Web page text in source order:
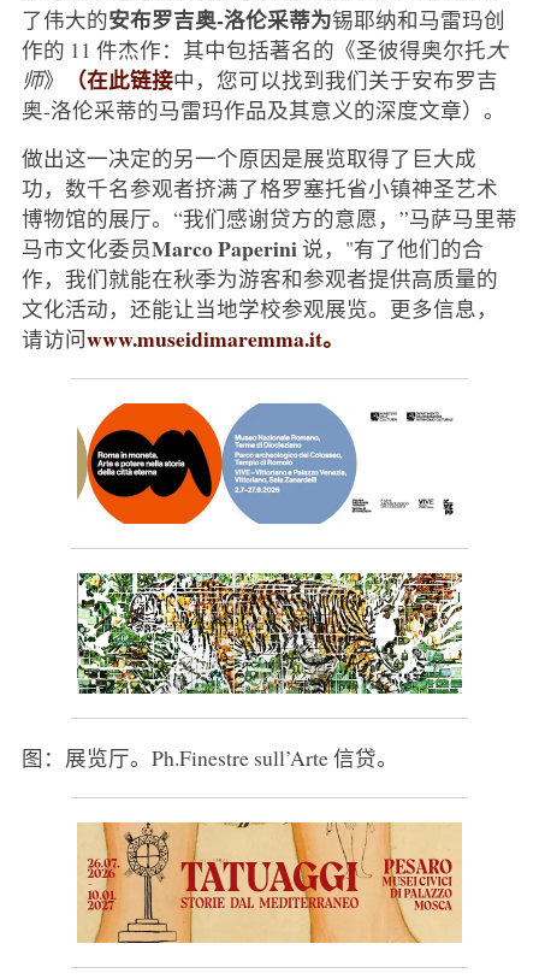
了伟大的安布罗吉奥-洛伦采蒂为锡耶纳和马雷玛创
作的 11 件杰作：其中包括著名的《圣彼得奥尔托大
师》 （在此链接中，您可以找到我们关于安布罗吉
奥-洛伦采蒂的马雷玛作品及其意义的深度文章）。
做出这一决定的另一个原因是展览取得了巨大成
功，数千名参观者挤满了格罗塞托省小镇神圣艺术
博物馆的展厅。“我们感谢贷方的意愿，”马萨马里蒂
马市文化委员Marco Paperini说，"有了他们的合
作，我们就能在秋季为游客和参观者提供高质量的
文化活动，还能让当地学校参观展览。更多信息，
请访问www.museidimaremma.it。
图：展览厅。Ph.Finestre sull’Arte 信贷。